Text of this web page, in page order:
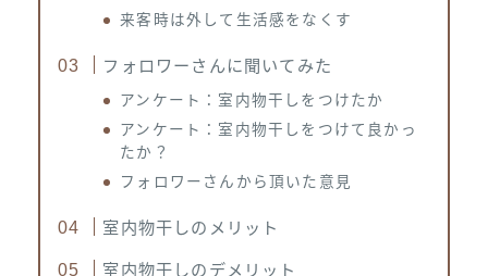
来客時は外して生活感をなくす
フォロワーさんに聞いてみた
アンケート：室内物干しをつけたか
アンケート：室内物干しをつけて良かっ
たか？
フォロワーさんから頂いた意見
室内物干しのメリット
室内物干しのデメリット